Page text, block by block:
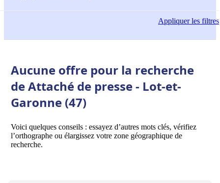
Appliquerles filtres
Aucune offre pour la recherche
de Attaché de presse - Lot-et-
Garonne (47)
Voici quelques conseils : essayez d’autres mots clés, vérifiez
l’orthographe ou élargissez votre zone géographique de
recherche.